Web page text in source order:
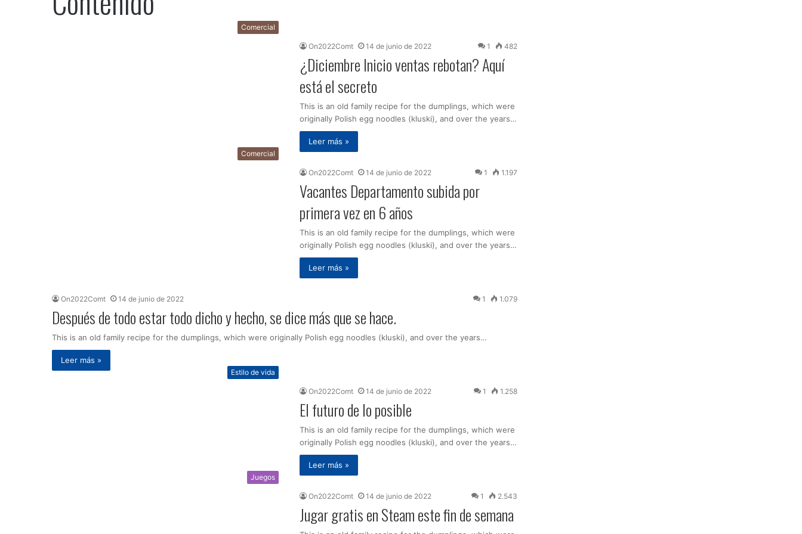
Comercial
On2022Comt 14 de junio de 2022 1 482
¿Diciembre Inicio ventas rebotan? Aquí
está el secreto
This is an old family recipe for the dumplings, which were
originally Polish egg noodles (kluski), and over the years…
Leer más »
Comercial
On2022Comt 14 de junio de 2022 1 1.197
Vacantes Departamento subida por
primera vez en 6 años
This is an old family recipe for the dumplings, which were
originally Polish egg noodles (kluski), and over the years…
Leer más »
On2022Comt 14 de junio de 2022 1 1.079
Después de todo estar todo dicho y hecho, se dice más que se hace.
This is an old family recipe for the dumplings, which were originally Polish egg noodles (kluski), and over the years…
Leer más »
Estilo de vida
On2022Comt 14 de junio de 2022 1 1.258
El futuro de lo posible
This is an old family recipe for the dumplings, which were
originally Polish egg noodles (kluski), and over the years…
Leer más »
Juegos
On2022Comt 14 de junio de 2022 1 2.543
Jugar gratis en Steam este fin de semana